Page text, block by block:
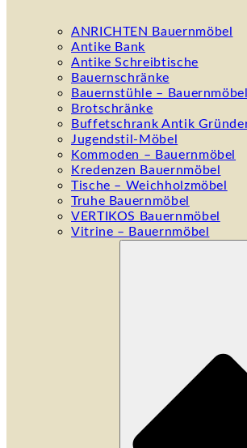
ANRICHTEN Bauernmöbel
Antike Bank
Antike Schreibtische
Bauernschränke
Bauernstühle – Bauernmöbel
Brotschränke
Buffetschrank Antik
Jugendstil-Möbel
Kommoden – Bauernmöbel
Kredenzen Bauernmöbel
Tische – Weichholzmöbel
Truhe Bauernmöbel
VERTIKOS Bauernmöbel
Vitrine – Bauernmöbel